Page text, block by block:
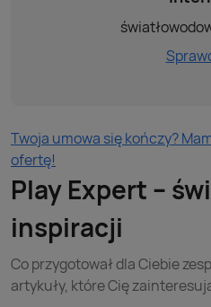
Twoja umowa się kończy?
ofertę!
Play Expert –
inspiracji
Co przygotował dla Ciebie
artykuły, które Cię